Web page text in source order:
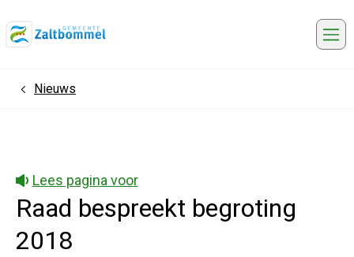
HomeNieuws
Lees pagina voor
Raad bespreekt begroting
2018